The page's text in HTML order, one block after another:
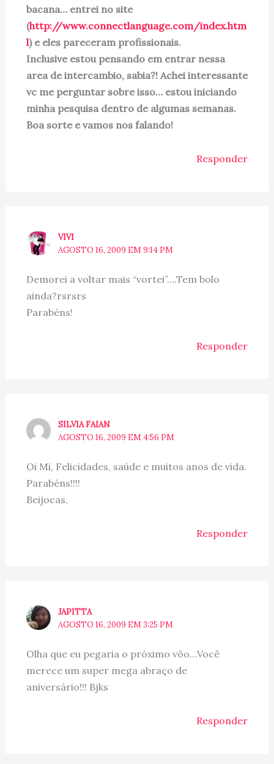
bacana… entrei no site
(http://www.connectlanguage.com/index.htm
l) e eles pareceram profissionais.
Inclusive estou pensando em entrar nessa
area de intercambio, sabia?! Achei interessante
vc me perguntar sobre isso… estou iniciando
minha pesquisa dentro de algumas semanas.
Boa sorte e vamos nos falando!
Responder
VIVI
AGOSTO 16, 2009 EM 9:14 PM
Demorei a voltar mais “vortei”….Tem bolo
ainda?rsrsrs
Parabéns!
Responder
SILVIA FAIAN
AGOSTO 16, 2009 EM 4:56 PM
Oi Mi, Felicidades, saúde e muitos anos de vida.
Parabéns!!!!
Beijocas,
Responder
JAPITTA
AGOSTO 16, 2009 EM 3:25 PM
Olha que eu pegaria o próximo vôo…Você
merece um super mega abraço de
aniversário!!! Bjks
Responder